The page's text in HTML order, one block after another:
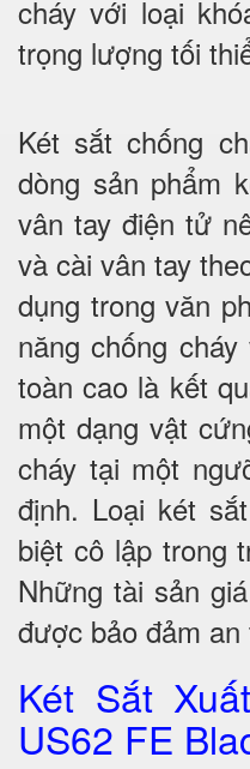
cháy với loại
trọng lượng tối
Két sắt chống
dòng sản phẩm
vân tay điện tử
và cài vân tay
dụng trong văn
năng chống
toàn cao là kết
một dạng vật
cháy tại một
định. Loại két
biệt cô lập trong
Những tài sản
được bảo đảm
Két Sắt
US62 FE